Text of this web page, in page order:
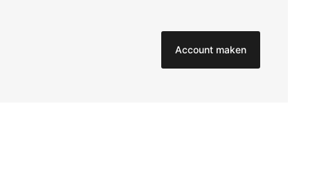
Account maken